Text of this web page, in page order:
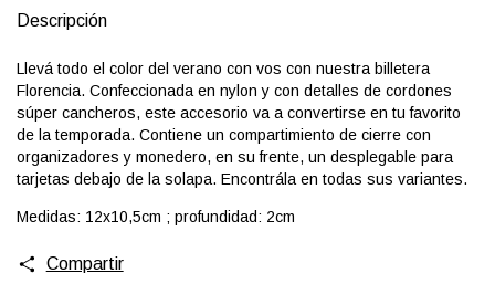
Descripción
Llevá todo el color del verano con vos con nuestra billetera
Florencia. Confeccionada en nylon y con detalles de cordones
súper cancheros, este accesorio va a convertirse en tu favorito
de la temporada. Contiene un compartimiento de cierre con
organizadores y monedero, en su frente, un desplegable para
tarjetas debajo de la solapa. Encontrála en todas sus variantes.
Medidas: 12x10,5cm ; profundidad: 2cm
Compartir